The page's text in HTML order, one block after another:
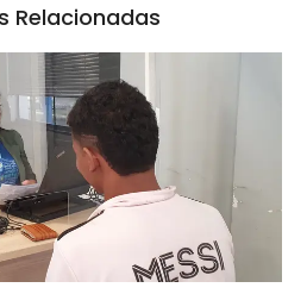
Relacionadas